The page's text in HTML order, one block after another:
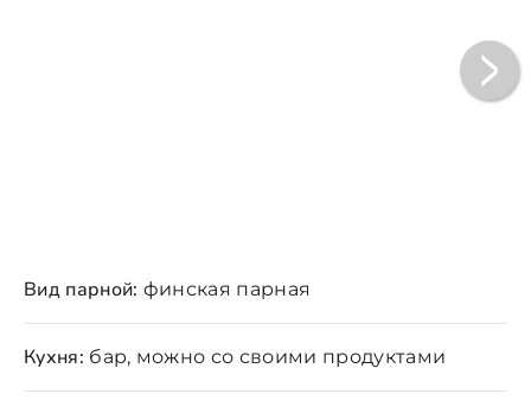
Вид парной: финская парная
Кухня: бар, можно со своими продуктами